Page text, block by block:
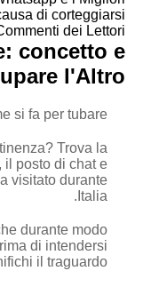
di corteggiarsi
dei Lettori
concetto e
l'Altro
si fa per tubare?
Trova la
il posto di chat e
visitato durante
Italia.
durante modo
di intendersi
il traguardo.